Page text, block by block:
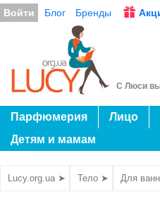
Войти Блог Бренды
С Люси
Парфюмерия Лицо
Детям и мамам
Lucy.org.ua ➤ Тело ➤ Для